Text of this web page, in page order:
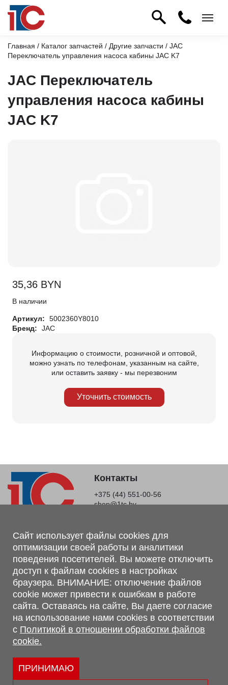
Главная / Каталог запчастей / Другие запчасти / JAC
Переключатель управления насоса кабины JAC K7
JAC Переключатель
управления насоса кабины
JAC K7
35,36 BYN
В наличии
Артикул:
5002360Y8010
Бренд:
JAC
Информацию о стоимости, розничной и оптовой,
можно узнать по телефонам, указанным на сайте,
или оставить заявку - мы перезвоним
Уточнить стоимость
Контакты
+375 (44) 551-00-56
shop@1tc.by
Магазин, склад
г. Минск, Минский р-н, п. Привольный, ул. Мира, 20А,
223062
г. Брест, ул. Лейтенанта Рябцева, 108 В, 224701
Обращаем Ваше внимание, что вся предоставленная на сайте
информация, касающаяся комплектаций, технических
характеристик, цветовых сочетаний, а также стоимости и
сервисного обслуживания носит информационный характер и
не является публичной офертой, определяемой п.2 ст.407
Гражданского кодекса Республики Беларусь.
Политика обработки персональных данных
Политикой в отношении обработки файлов cookie.
Сайт использует файлы cookies для
оптимизации своей работы и аналитики
поведения посетителей. Вы можете отключить
доступ к файлам cookies в настройках
браузера. ВНИМАНИЕ: отключение файлов
cookie может привести к ошибкам в работе
сайта. Оставаясь на сайте, Вы даете согласие
на использование нами cookies в соответствии
с Политикой в отношении обработки файлов
cookie.
ПРИНИМАЮ